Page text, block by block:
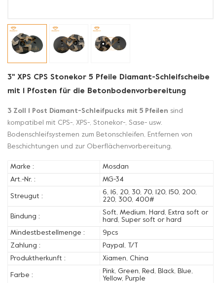
3'' XPS CPS Stonekor 5 Pfeile Diamant-Schleifscheibe
mit 1 Pfosten für die Betonbodenvorbereitung
3 Zoll 1 Post Diamant-Schleifpucks mit 5 Pfeilen sind
kompatibel mit CPS-, XPS-, Stonekor-, Sase- usw.
Bodenschleifsystemen zum Betonschleifen, Entfernen von
Beschichtungen und zur Oberflächenvorbereitung.
Marke :
Mosdan
Art.-Nr. :
MG-34
Streugut :
6, 16, 20, 30, 70, 120, 150, 200,
220, 300, 400#
Bindung :
Soft, Medium, Hard, Extra soft or
hard, Super soft or hard
Mindestbestellmenge :
9pcs
Zahlung :
Paypal, T/T
Produktherkunft :
Xiamen, China
Farbe :
Pink, Green, Red, Black, Blue,
Yellow, Purple